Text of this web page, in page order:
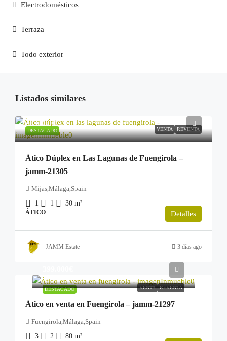
Electrodomésticos
Terraza
Todo exterior
Listados similares
DESTACADO VENTA REVENTA
205.000€
Ático Dúplex en Las Lagunas de Fuengirola –
jamm-21305
Mijas,Málaga,Spain
1
1 30 m²
ÁTICO Detalles
JAMM Estate 3 días ago
DESTACADO VENTA REVENTA
Ático en venta en Fuengirola – jamm-21297
Fuengirola,Málaga,Spain
3
2 80 m²